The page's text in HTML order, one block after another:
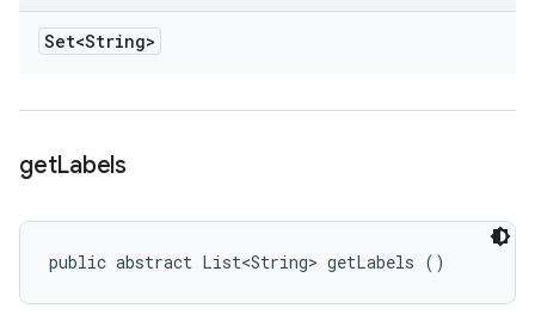
Set<String>
getLabels
public abstract List<String> getLabels ()